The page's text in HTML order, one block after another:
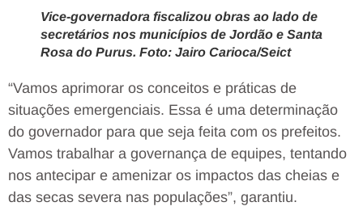
Vice-governadora fiscalizou obras ao lado de
secretários nos municípios de Jordão e Santa
Rosa do Purus. Foto: Jairo Carioca/Seict
“Vamos aprimorar os conceitos e práticas de
situações emergenciais. Essa é uma determinação
do governador para que seja feita com os prefeitos.
Vamos trabalhar a governança de equipes, tentando
nos antecipar e amenizar os impactos das cheias e
das secas severa nas populações”, garantiu.